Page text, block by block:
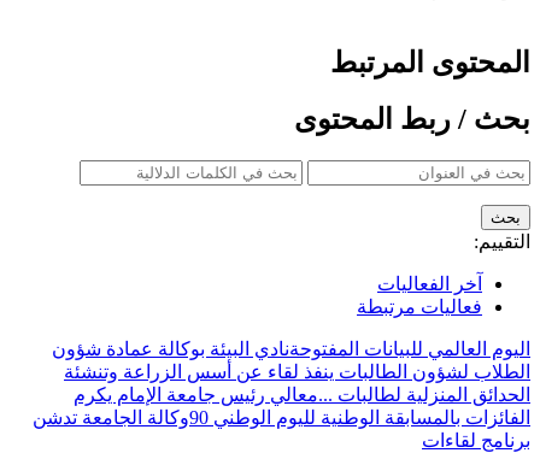
المحتوى المرتبط
بحث / ربط المحتوى
التقييم:
آخر الفعاليات
فعاليات مرتبطة
اليوم العالمي للبيانات المفتوحةنادي البيئة بوكالة عمادة شؤون
الطلاب لشؤون الطالبات ينفذ لقاء عن أسس الزراعة وتنشئة
الحدائق المنزلية لطالبات ...معالي رئيس جامعة الإمام يكرم
الفائزات بالمسابقة الوطنية لليوم الوطني 90
وكالة الجامعة تدشن
برنامج لقاءات